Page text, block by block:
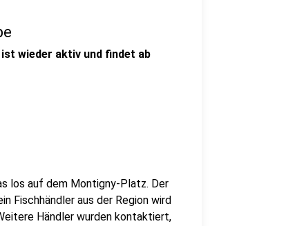
wieder aktiv und findet ab
los auf dem Montigny-Platz. Der
Fischhändler aus der Region wird
Händler wurden kontaktiert,